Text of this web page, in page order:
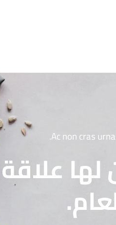
Ac non cras
لها